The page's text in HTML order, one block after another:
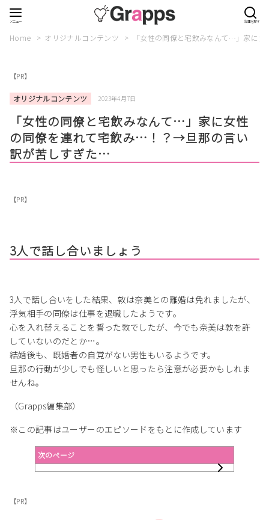
Home オリジナルコンテンツ 「女性の同僚と宅飲みなんて…」家に
【PR】
オリジナルコンテンツ 2023年4月7日
「女性の同僚と宅飲みなんて…」家に女性
の同僚を連れて宅飲み…！？→旦那の言い
訳が苦しすぎた…
【PR】
3人で話し合いましょう
3人で話し合いをした結果、敦は奈美との離婚は免れましたが、
浮気相手の同僚は仕事を退職したようです。
心を入れ替えることを誓った敦でしたが、今でも奈美は敦を許
していないのだとか…。
結婚後も、既婚者の自覚がない男性もいるようです。
旦那の行動が少しでも怪しいと思ったら注意が必要かもしれま
せんね。
（Grapps編集部）
※この記事はユーザーのエピソードをもとに作成しています
次のページ
【PR】